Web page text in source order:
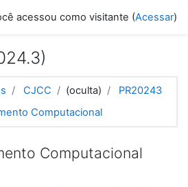
acessou como visitante (Acessar)
CJCC (oculta)
PR20243
Computacional
Computacional